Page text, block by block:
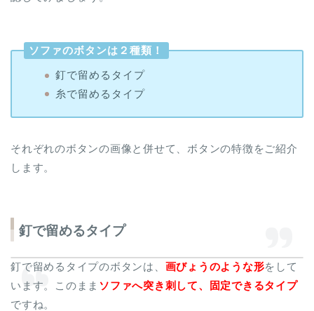
ソファのボタンは２種類！
釘で留めるタイプ
糸で留めるタイプ
それぞれのボタンの画像と併せて、ボタンの特徴をご紹介
します。
釘で留めるタイプ
釘で留めるタイプのボタンは、 画びょうのような形をして
います。このまま ソファへ突き刺して、固定できるタイプ
ですね。